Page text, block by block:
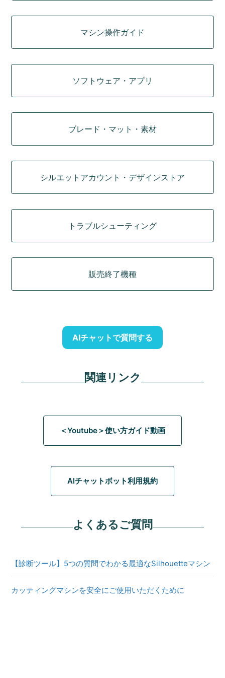
マシン操作ガイド
ソフトウェア・アプリ
ブレード・マット・素材
シルエットアカウント・デザインストア
トラブルシューティング
販売終了機種
AIチャットで質問する
関連リンク
＜Youtube＞使い方ガイド動画
AIチャットボット利用規約
よくあるご質問
【診断ツール】5つの質問でわかる最適なSilhouetteマシン
カッティングマシンを安全にご使用いただくために